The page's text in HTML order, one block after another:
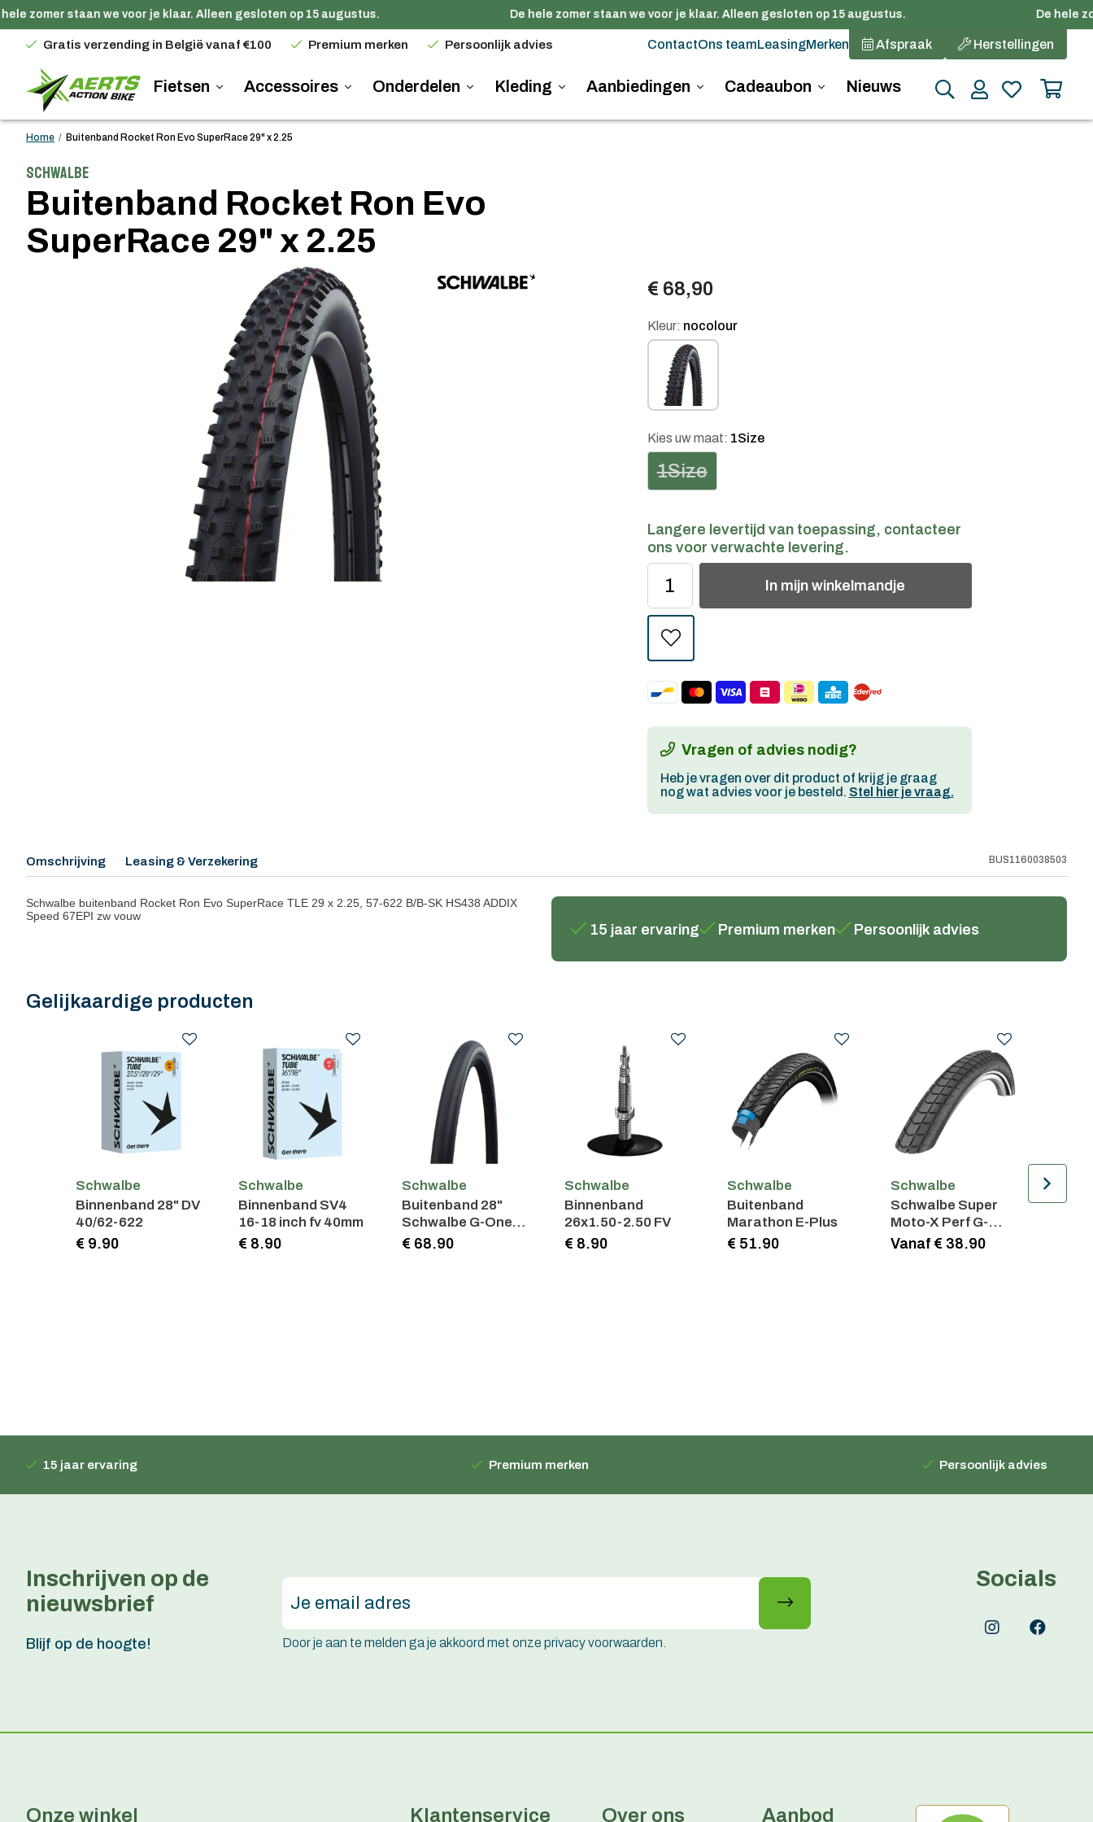
zomer staan we voor je klaar. Alleen gesloten op 15 augustus. De hele zomer staan we voor je klaar. Alleen gesloten op 15 augustus. De hele
Gratis verzending in België vanaf €100 Premium merken Persoonlijk advies ContactOns teamLeasingMerken Afspraak Herstellingen
Fietsen Accessoires Onderdelen Kleding Aanbiedingen Cadeaubon Nieuws
Home / Buitenband Rocket Ron Evo SuperRace 29" x 2.25
Schwalbe
Buitenband Rocket Ron Evo
SuperRace 29" x 2.25
€ 68,90
Kleur: nocolour
Kies uw maat: 1Size
1Size
Langere levertijd van toepassing, contacteer
ons voor verwachte levering.
In mijn winkelmandje
Vragen of advies nodig?
Heb je vragen over dit product of krijg je graag
nog wat advies voor je besteld. Stel hier je vraag.
Omschrijving Leasing & Verzekering BUS1160038503
Schwalbe buitenband Rocket Ron Evo SuperRace TLE 29 x 2.25, 57-622 B/B-SK HS438 ADDIX
Speed 67EPI zw vouw
15 jaar ervaring Premium merken Persoonlijk advies
Gelijkaardige producten
Schwalbe
Binnenband 28" DV
40/62-622
€ 9.90
Schwalbe
Binnenband SV4
16-18 inch fv 40mm
€ 8.90
Schwalbe
Buitenband 28"
Schwalbe G-One
Speed Pro
€ 68.90
Schwalbe
Binnenband
26x1.50-2.50 FV
€ 8.90
Schwalbe
Buitenband
Marathon E-Plus
€ 51.90
Schwalbe
Schwalbe Super
Moto-X Perf G-
Guard
Vanaf € 38.90
15 jaar ervaring Premium merken Persoonlijk advies
Inschrijven op de
nieuwsbrief
Blijf op de hoogte! Door je aan te melden ga je akkoord met onze privacy voorwaarden.
Socials
Onze winkel Klantenservice Over ons Aanbod